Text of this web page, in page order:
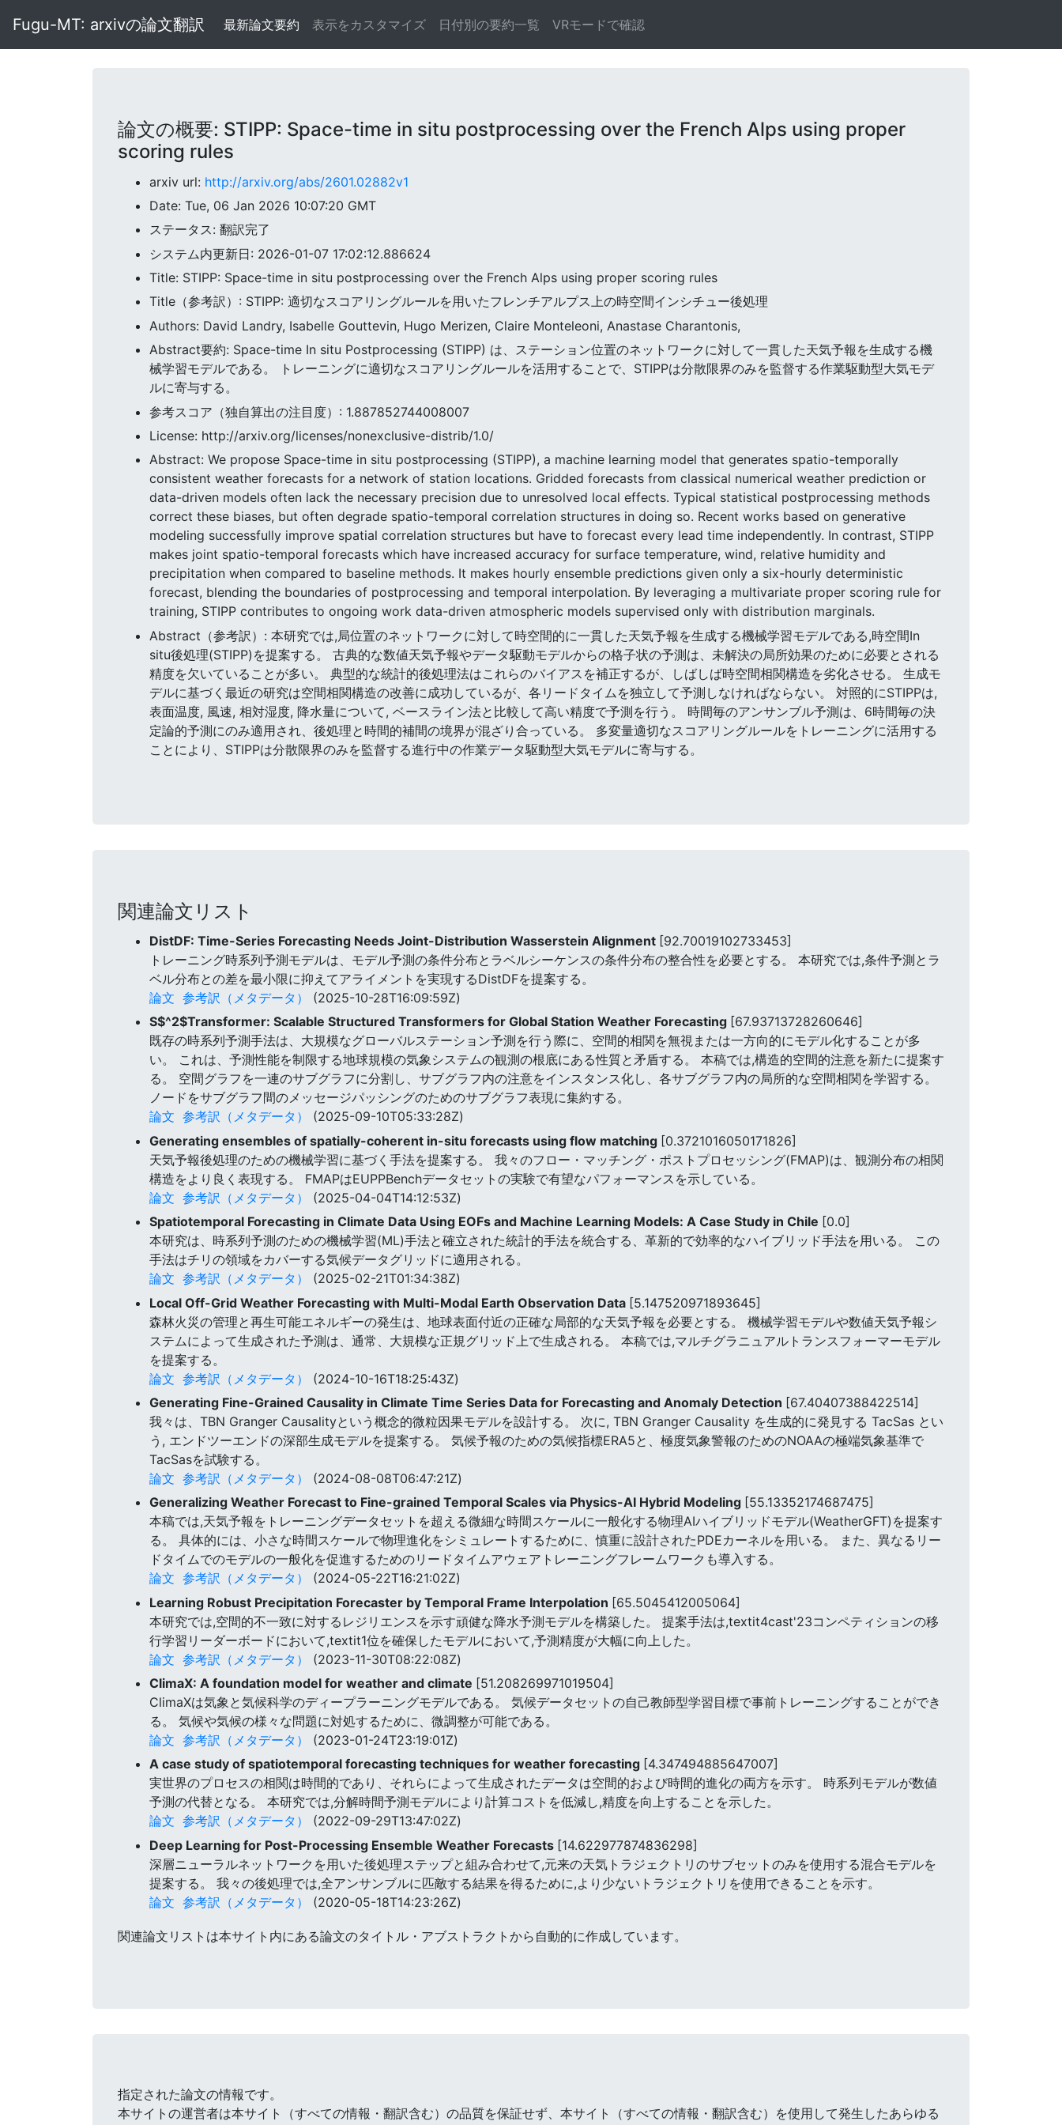
Fugu-MT: arxivの論文翻訳 最新論文要約 表示をカスタマイズ 日付別の要約一覧 VRモードで確認
論文の概要: STIPP: Space-time in situ postprocessing over the French Alps using proper
scoring rules
arxiv url: http://arxiv.org/abs/2601.02882v1
Date: Tue, 06 Jan 2026 10:07:20 GMT
ステータス: 翻訳完了
システム内更新日: 2026-01-07 17:02:12.886624
Title: STIPP: Space-time in situ postprocessing over the French Alps using proper scoring rules
Title（参考訳）: STIPP: 適切なスコアリングルールを用いたフレンチアルプス上の時空間インシチュー後処理
Authors: David Landry, Isabelle Gouttevin, Hugo Merizen, Claire Monteleoni, Anastase Charantonis,
Abstract要約: Space-time In situ Postprocessing (STIPP) は、ステーション位置のネットワークに対して一貫した天気予報を生成する機
械学習モデルである。 トレーニングに適切なスコアリングルールを活用することで、STIPPは分散限界のみを監督する作業駆動型大気モデ
ルに寄与する。
参考スコア（独自算出の注目度）: 1.887852744008007
License: http://arxiv.org/licenses/nonexclusive-distrib/1.0/
Abstract: We propose Space-time in situ postprocessing (STIPP), a machine learning model that generates spatio-temporally
consistent weather forecasts for a network of station locations. Gridded forecasts from classical numerical weather prediction or
data-driven models often lack the necessary precision due to unresolved local effects. Typical statistical postprocessing methods
correct these biases, but often degrade spatio-temporal correlation structures in doing so. Recent works based on generative
modeling successfully improve spatial correlation structures but have to forecast every lead time independently. In contrast, STIPP
makes joint spatio-temporal forecasts which have increased accuracy for surface temperature, wind, relative humidity and
precipitation when compared to baseline methods. It makes hourly ensemble predictions given only a six-hourly deterministic
forecast, blending the boundaries of postprocessing and temporal interpolation. By leveraging a multivariate proper scoring rule for
training, STIPP contributes to ongoing work data-driven atmospheric models supervised only with distribution marginals.
Abstract（参考訳）: 本研究では,局位置のネットワークに対して時空間的に一貫した天気予報を生成する機械学習モデルである,時空間In
situ後処理(STIPP)を提案する。 古典的な数値天気予報やデータ駆動モデルからの格子状の予測は、未解決の局所効果のために必要とされる
精度を欠いていることが多い。 典型的な統計的後処理法はこれらのバイアスを補正するが、しばしば時空間相関構造を劣化させる。 生成モ
デルに基づく最近の研究は空間相関構造の改善に成功しているが、各リードタイムを独立して予測しなければならない。 対照的にSTIPPは,
表面温度, 風速, 相対湿度, 降水量について, ベースライン法と比較して高い精度で予測を行う。 時間毎のアンサンブル予測は、6時間毎の決
定論的予測にのみ適用され、後処理と時間的補間の境界が混ざり合っている。 多変量適切なスコアリングルールをトレーニングに活用する
ことにより、STIPPは分散限界のみを監督する進行中の作業データ駆動型大気モデルに寄与する。
関連論文リスト
DistDF: Time-Series Forecasting Needs Joint-Distribution Wasserstein Alignment [92.70019102733453]
トレーニング時系列予測モデルは、モデル予測の条件分布とラベルシーケンスの条件分布の整合性を必要とする。 本研究では,条件予測とラ
ベル分布との差を最小限に抑えてアライメントを実現するDistDFを提案する。
論文 参考訳（メタデータ）
(2025-10-28T16:09:59Z)
S$^2$Transformer: Scalable Structured Transformers for Global Station Weather Forecasting [67.93713728260646]
既存の時系列予測手法は、大規模なグローバルステーション予測を行う際に、空間的相関を無視または一方向的にモデル化することが多
い。 これは、予測性能を制限する地球規模の気象システムの観測の根底にある性質と矛盾する。 本稿では,構造的空間的注意を新たに提案す
る。 空間グラフを一連のサブグラフに分割し、サブグラフ内の注意をインスタンス化し、各サブグラフ内の局所的な空間相関を学習する。
ノードをサブグラフ間のメッセージパッシングのためのサブグラフ表現に集約する。
論文 参考訳（メタデータ）
(2025-09-10T05:33:28Z)
Generating ensembles of spatially-coherent in-situ forecasts using flow matching [0.3721016050171826]
天気予報後処理のための機械学習に基づく手法を提案する。 我々のフロー・マッチング・ポストプロセッシング(FMAP)は、観測分布の相関
構造をより良く表現する。 FMAPはEUPPBenchデータセットの実験で有望なパフォーマンスを示している。
論文 参考訳（メタデータ）
(2025-04-04T14:12:53Z)
Spatiotemporal Forecasting in Climate Data Using EOFs and Machine Learning Models: A Case Study in Chile [0.0]
本研究は、時系列予測のための機械学習(ML)手法と確立された統計的手法を統合する、革新的で効率的なハイブリッド手法を用いる。 この
手法はチリの領域をカバーする気候データグリッドに適用される。
論文 参考訳（メタデータ）
(2025-02-21T01:34:38Z)
Local Off-Grid Weather Forecasting with Multi-Modal Earth Observation Data [5.147520971893645]
森林火災の管理と再生可能エネルギーの発生は、地球表面付近の正確な局部的な天気予報を必要とする。 機械学習モデルや数値天気予報シ
ステムによって生成された予測は、通常、大規模な正規グリッド上で生成される。 本稿では,マルチグラニュアルトランスフォーマーモデル
を提案する。
論文 参考訳（メタデータ）
(2024-10-16T18:25:43Z)
Generating Fine-Grained Causality in Climate Time Series Data for Forecasting and Anomaly Detection [67.40407388422514]
我々は、TBN Granger Causalityという概念的微粒因果モデルを設計する。 次に, TBN Granger Causality を生成的に発見する TacSas とい
う, エンドツーエンドの深部生成モデルを提案する。 気候予報のための気候指標ERA5と、極度気象警報のためのNOAAの極端気象基準で
TacSasを試験する。
論文 参考訳（メタデータ）
(2024-08-08T06:47:21Z)
Generalizing Weather Forecast to Fine-grained Temporal Scales via Physics-AI Hybrid Modeling [55.13352174687475]
本稿では,天気予報をトレーニングデータセットを超える微細な時間スケールに一般化する物理AIハイブリッドモデル(WeatherGFT)を提案す
る。 具体的には、小さな時間スケールで物理進化をシミュレートするために、慎重に設計されたPDEカーネルを用いる。 また、異なるリー
ドタイムでのモデルの一般化を促進するためのリードタイムアウェアトレーニングフレームワークも導入する。
論文 参考訳（メタデータ）
(2024-05-22T16:21:02Z)
Learning Robust Precipitation Forecaster by Temporal Frame Interpolation [65.5045412005064]
本研究では,空間的不一致に対するレジリエンスを示す頑健な降水予測モデルを構築した。 提案手法は,textit4cast'23コンペティションの移
行学習リーダーボードにおいて,textit1位を確保したモデルにおいて,予測精度が大幅に向上した。
論文 参考訳（メタデータ）
(2023-11-30T08:22:08Z)
ClimaX: A foundation model for weather and climate [51.208269971019504]
ClimaXは気象と気候科学のディープラーニングモデルである。 気候データセットの自己教師型学習目標で事前トレーニングすることができ
る。 気候や気候の様々な問題に対処するために、微調整が可能である。
論文 参考訳（メタデータ）
(2023-01-24T23:19:01Z)
A case study of spatiotemporal forecasting techniques for weather forecasting [4.347494885647007]
実世界のプロセスの相関は時間的であり、それらによって生成されたデータは空間的および時間的進化の両方を示す。 時系列モデルが数値
予測の代替となる。 本研究では,分解時間予測モデルにより計算コストを低減し,精度を向上することを示した。
論文 参考訳（メタデータ）
(2022-09-29T13:47:02Z)
Deep Learning for Post-Processing Ensemble Weather Forecasts [14.622977874836298]
深層ニューラルネットワークを用いた後処理ステップと組み合わせて,元来の天気トラジェクトリのサブセットのみを使用する混合モデルを
提案する。 我々の後処理では,全アンサンブルに匹敵する結果を得るために,より少ないトラジェクトリを使用できることを示す。
論文 参考訳（メタデータ） (2020-05-18T14:23:26Z)
関連論文リストは本サイト内にある論文のタイトル・アブストラクトから自動的に作成しています。
指定された論文の情報です。
本サイトの運営者は本サイト（すべての情報・翻訳含む）の品質を保証せず、本サイト（すべての情報・翻訳含む）を使用して発生したあらゆる